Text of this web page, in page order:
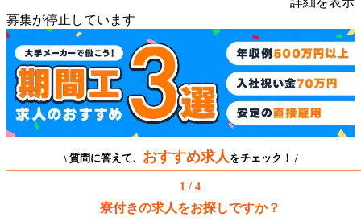
募集が停止しています
\ 質問に答えて、 おすすめ求人 をチェック！ /
1 / 4
寮付きの求人をお探しですか？